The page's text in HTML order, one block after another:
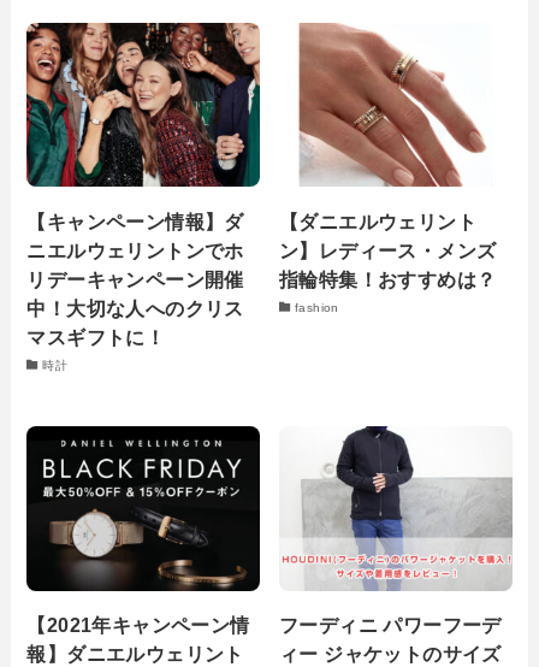
【キャンペーン情報】ダ
ニエルウェリントンでホ
リデーキャンペーン開催
中！大切な人へのクリス
マスギフトに！
時計
【ダニエルウェリント
ン】レディース・メンズ
指輪特集！おすすめは？
fashion
【2021年キャンペーン情
報】ダニエルウェリント
フーディニ パワーフーデ
ィー ジャケットのサイズ